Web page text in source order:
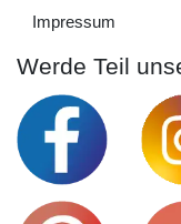
Impressum
Werde Teil